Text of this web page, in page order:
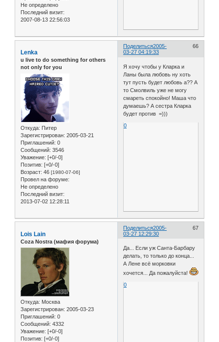
Не определено
Последний визит:
2007-08-13 22:56:03
Поделиться 66
2005-
03-27 04:19:33
Lenka
u live to do something for others
not only for you
Откуда: Питер
Зарегистрирован: 2005-03-21
Приглашений: 0
Сообщений: 3546
Уважение: [+0/-0]
Позитив: [+0/-0]
Возраст: 46 [1980-07-06]
Провел на форуме:
Не определено
Последний визит:
2013-07-02 12:28:11
Я хочу чтобы у Кларка и
Ланы была любовь ну хоть
тут пусть будет любовь а?? А
то Смолвиль уже не могу
смареть спокойно! Маша что
думаешь? А сестра Кларка
будет против =)))
0
Поделиться 67
2005-
03-27 12:29:30
Lois Lain
Coza Nostra (мафия форума)
Откуда: Москва
Зарегистрирован: 2005-03-23
Приглашений: 0
Сообщений: 4332
Уважение: [+0/-0]
Позитив: [+0/-0]
Да... Если уж Санта-Барбару
делать, то только до конца...
А Лене всё морковки
хочется... Да пожалуйста!
0